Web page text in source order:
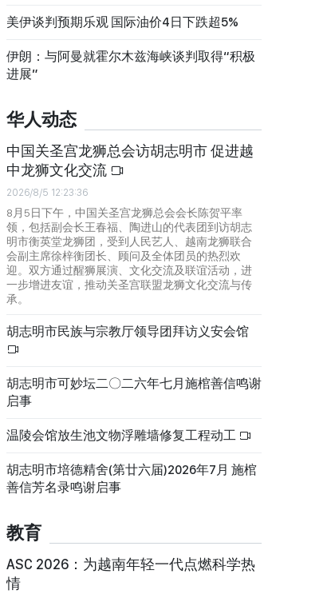
美伊谈判预期乐观 国际油价4日下跌超5%
伊朗：与阿曼就霍尔木兹海峡谈判取得“积极
进展”
华人动态
中国关圣宫龙狮总会访胡志明市 促进越
中龙狮文化交流
2026/8/5 12:23:36
8月5日下午，中国关圣宫龙狮总会会长陈贺平率
领，包括副会长王春福、陶进山的代表团到访胡志
明市衡英堂龙狮团，受到人民艺人、越南龙狮联合
会副主席徐梓衡团长、顾问及全体团员的热烈欢
迎。双方通过醒狮展演、文化交流及联谊活动，进
一步增进友谊，推动关圣宫联盟龙狮文化交流与传
承。
胡志明市民族与宗教厅领导团拜访义安会馆
胡志明市可妙坛二〇二六年七月施棺善信鸣谢
启事
温陵会馆放生池文物浮雕墙修复工程动工
胡志明市培德精舍(第廿六届)2026年7月 施棺
善信芳名录鸣谢启事
教育
ASC 2026：为越南年轻一代点燃科学热
情